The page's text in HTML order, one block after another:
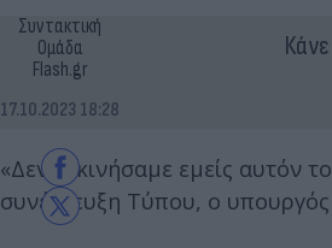
Συντακτική
Ομάδα
Flash.gr
17.10.2023 18:28
«Δεν ξεκινήσαμε εμείς αυτόν
συνέντευξη Τύπου, ο